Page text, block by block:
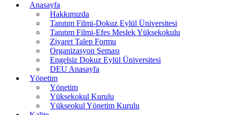
Anasayfa
Hakkımızda
Tanıtım Filmi-Dokuz Eylül Üniversitesi
Tanıtım Filmi-Efes Meslek Yüksekokulu
Ziyaret Talep Formu
Organizasyon Şeması
Engelsiz Dokuz Eylül Üniversitesi
DEU Anasayfa
Yönetim
Yönetim
Yüksekokul Kurulu
Yükseokul Yönetim Kurulu